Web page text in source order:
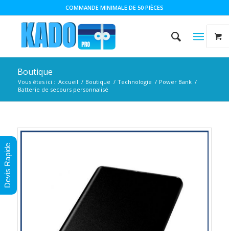
COMMANDE MINIMALE DE 50 PIÈCES
Boutique
Vous êtes ici : Accueil / Boutique / Technologie / Power Bank /
Batterie de secours personnalisé
Devis Rapide